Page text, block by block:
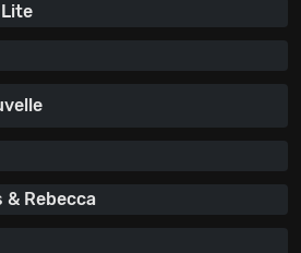
& Rebecca